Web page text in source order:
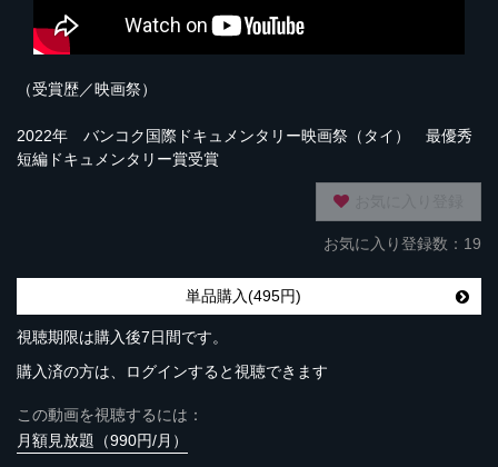
（受賞歴／映画祭）
2022年 バンコク国際ドキュメンタリー映画祭（タイ） 最優秀
短編ドキュメンタリー賞受賞
お気に入り登録数：19
単品購入(495円)
視聴期限は購入後7日間です。
購入済の方は、ログインすると視聴できます
この動画を視聴するには：
月額見放題（990円/月）